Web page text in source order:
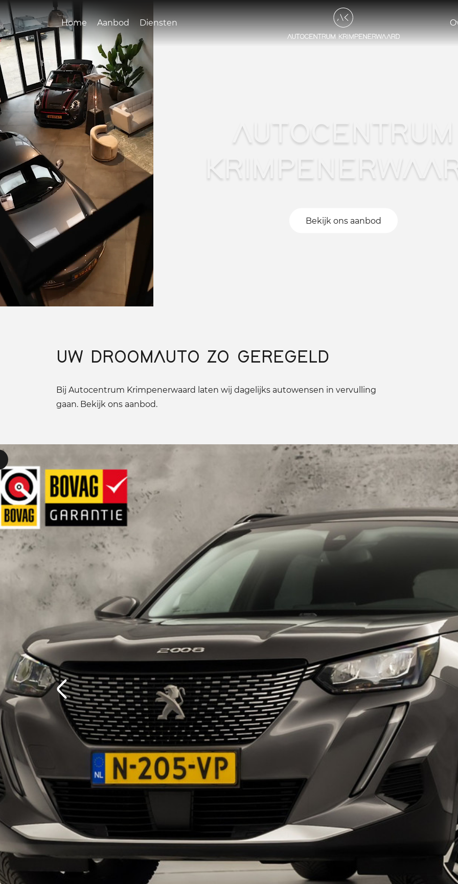
Home Aanbod Diensten
AUTOCENTRUM
Bekijk ons aanbod
UW DROOMAUTO ZO GEREGELD
Bij Autocentrum Krimpenerwaard laten wij dagelijks autowensen in vervulling
gaan. Bekijk ons aanbod.